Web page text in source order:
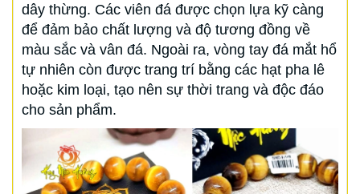
dây thừng. Các viên đá được chọn lựa kỹ càng
để đảm bảo chất lượng và độ tương đồng về
màu sắc và vân đá. Ngoài ra, vòng tay đá mắt hổ
tự nhiên còn được trang trí bằng các hạt pha lê
hoặc kim loại, tạo nên sự thời trang và độc đáo
cho sản phẩm.